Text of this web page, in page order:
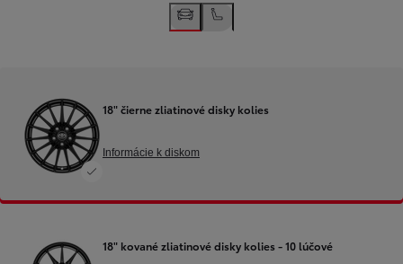
18" čierne zliatinové disky kolies
Informácie k diskom
18" kované zliatinové disky kolies - 10 lúčové